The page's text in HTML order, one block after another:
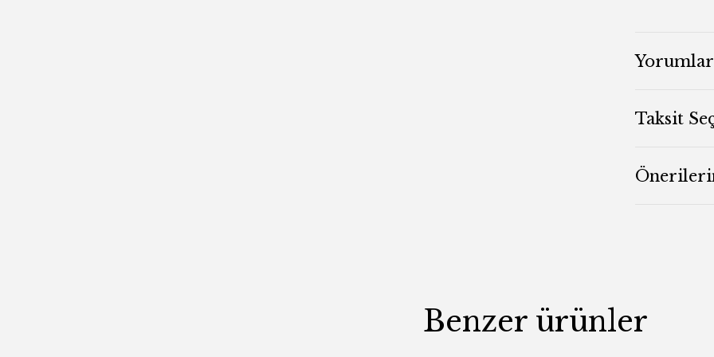
Yorumlar
Taksit
Benzer ürünler